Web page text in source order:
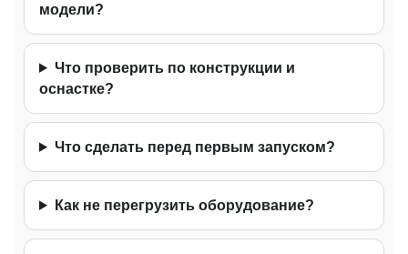
модели?
Что проверить по конструкции и
оснастке?
Что сделать перед первым запуском?
Как не перегрузить оборудование?